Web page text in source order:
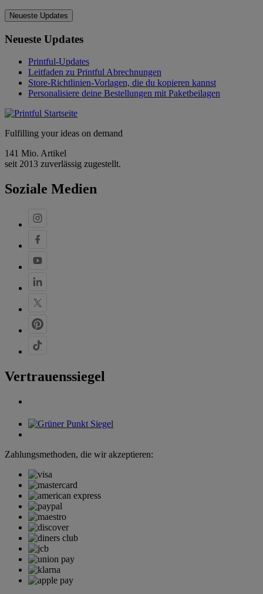
Neueste Updates
Neueste Updates
Printful-Updates
Leitfaden zu Printful Abrechnungen
Store-Richtlinien-Vorlagen, die du kopieren kannst
Personalisiere deine Bestellungen mit Paketbeilagen
Fulfilling your ideas on demand
141 Mio. Artikel
seit 2013 zuverlässig zugestellt.
Soziale Medien
Vertrauenssiegel
Zahlungsmethoden, die wir akzeptieren: